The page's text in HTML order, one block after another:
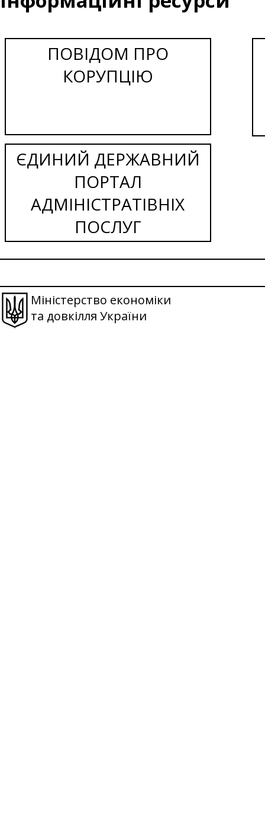
ПОВІДОМ ПРО
КОРУПЦІЮ
ЄДИНИЙ ДЕРЖАВНИЙ
ПОРТАЛ
АДМІНІСТРАТІВНІХ
ПОСЛУГ
Міністерство економіки
та довкілля України